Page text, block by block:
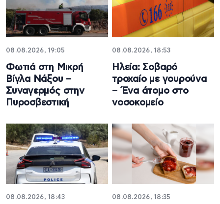
08.08.2026, 19:05
Φωτιά στη Μικρή
Βίγλα Νάξου –
Συναγερμός στην
Πυροσβεστική
08.08.2026, 18:53
Ηλεία: Σοβαρό
τροχαίο με γουρούνα
– Ένα άτομο στο
νοσοκομείο
08.08.2026, 18:43 08.08.2026, 18:35